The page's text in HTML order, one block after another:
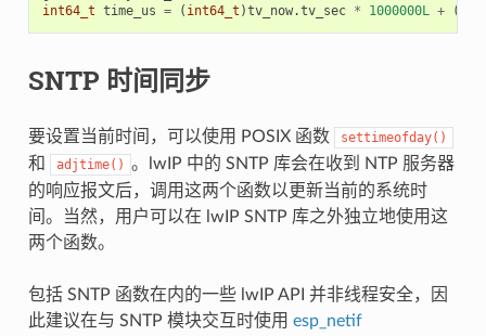
int64_t time_us = ( int64_t )tv_now.tv_sec * 1000000L + (
SNTP 时间同步
要设置当前时间，可以使用 POSIX 函数 settimeofday()
和 adjtime() 。lwIP 中的 SNTP 库会在收到 NTP 服务器
的响应报文后，调用这两个函数以更新当前的系统时
间。当然，用户可以在 lwIP SNTP 库之外独立地使用这
两个函数。
包括 SNTP 函数在内的一些 lwIP API 并非线程安全，因
此建议在与 SNTP 模块交互时使用 esp_netif